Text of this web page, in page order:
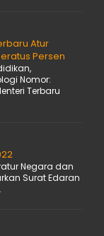
Atur
Persen
Nomor:
Terbaru
Negara dan
Surat Edaran